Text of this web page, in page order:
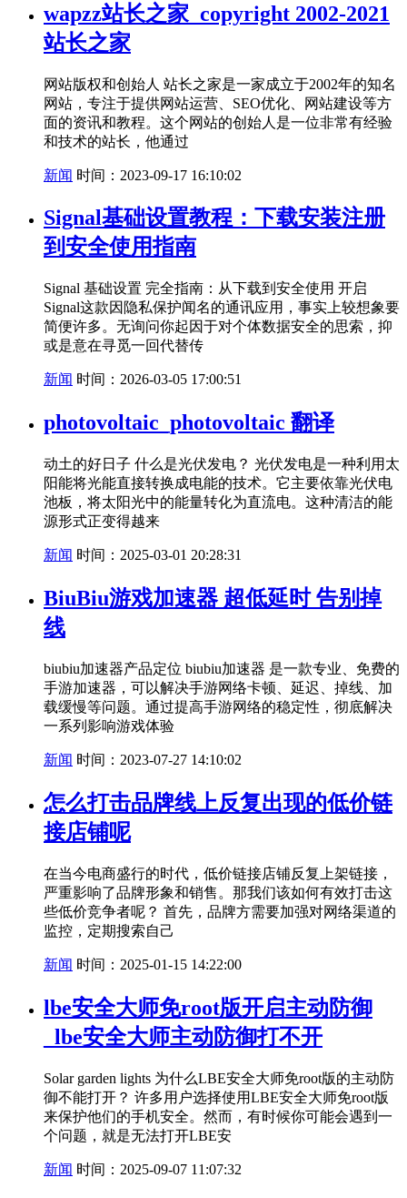
wapzz站长之家_copyright 2002-2021
站长之家
网站版权和创始人 站长之家是一家成立于2002年的知名
网站，专注于提供网站运营、SEO优化、网站建设等方
面的资讯和教程。这个网站的创始人是一位非常有经验
和技术的站长，他通过
新闻 时间：2023-09-17 16:10:02
Signal基础设置教程：下载安装注册
到安全使用指南
Signal 基础设置 完全指南：从下载到安全使用 开启
Signal这款因隐私保护闻名的通讯应用，事实上较想象要
简便许多。无询问你起因于对个体数据安全的思索，抑
或是意在寻觅一回代替传
新闻 时间：2026-03-05 17:00:51
photovoltaic_photovoltaic 翻译
动土的好日子 什么是光伏发电？ 光伏发电是一种利用太
阳能将光能直接转换成电能的技术。它主要依靠光伏电
池板，将太阳光中的能量转化为直流电。这种清洁的能
源形式正变得越来
新闻 时间：2025-03-01 20:28:31
BiuBiu游戏加速器 超低延时 告别掉
线
biubiu加速器产品定位 biubiu加速器 是一款专业、免费的
手游加速器，可以解决手游网络卡顿、延迟、掉线、加
载缓慢等问题。通过提高手游网络的稳定性，彻底解决
一系列影响游戏体验
新闻 时间：2023-07-27 14:10:02
怎么打击品牌线上反复出现的低价链
接店铺呢
在当今电商盛行的时代，低价链接店铺反复上架链接，
严重影响了品牌形象和销售。那我们该如何有效打击这
些低价竞争者呢？ 首先，品牌方需要加强对网络渠道的
监控，定期搜索自己
新闻 时间：2025-01-15 14:22:00
lbe安全大师免root版开启主动防御
_lbe安全大师主动防御打不开
Solar garden lights 为什么LBE安全大师免root版的主动防
御不能打开？ 许多用户选择使用LBE安全大师免root版
来保护他们的手机安全。然而，有时候你可能会遇到一
个问题，就是无法打开LBE安
新闻 时间：2025-09-07 11:07:32